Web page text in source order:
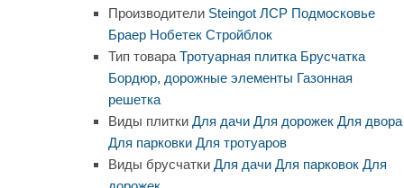
Производители Steingot ЛСР Подмосковье
Браер Нобетек Стройблок
Тип товара Тротуарная плитка Брусчатка
Бордюр, дорожные элементы Газонная
решетка
Виды плитки Для дачи Для дорожек Для двора
Для парковки Для тротуаров
Виды брусчатки Для дачи Для парковок Для